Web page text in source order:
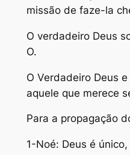
missão de faze-la
O verdadeiro Deus
O.
O Verdadeiro Deus
aquele que merece
Para a propagação
1-Noé: Deus é